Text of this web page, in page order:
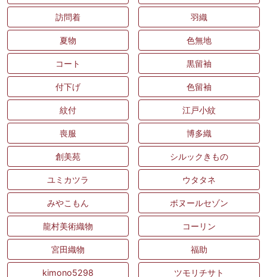
訪問着 羽織
夏物 色無地
コート 黒留袖
付下げ 色留袖
紋付 江戸小紋
喪服 博多織
創美苑 シルックきもの
ユミカツラ ウタタネ
みやこもん ボヌールセゾン
龍村美術織物 コーリン
宮田織物 福助
kimono5298 ツモリチサト